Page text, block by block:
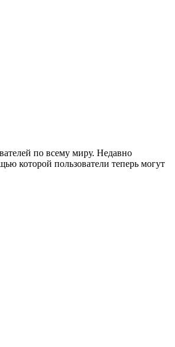
по всему миру. Недавно
которой пользователи теперь могут